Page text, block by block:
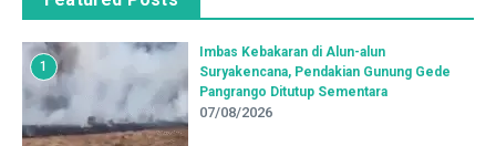
1
Imbas Kebakaran di Alun-alun
Suryakencana, Pendakian Gunung Gede
Pangrango Ditutup Sementara
07/08/2026